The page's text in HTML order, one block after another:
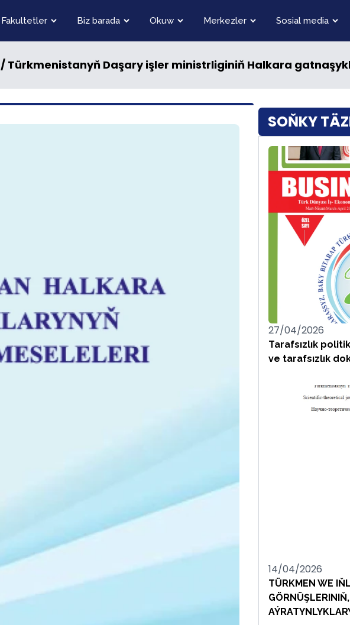
Fakultetler Biz barada Okuw Merkezler Sosial media
/ Türkmenistanyň Daşary işler ministrliginiň Halkara
SOŇKY
27/04/2026
Tarafsızlık
ve tarafsızlık
14/04/2026
TÜRKMEN WE